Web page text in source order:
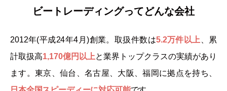
ビートレーディングってどんな会社
2012年(平成24年4月)創業。 取扱件数は5.2万件以上
、累
計取扱高1,170億円以上と業界トップクラスの実績があり
ます。東京、仙台、名古屋、大阪、福岡に拠点を持ち、